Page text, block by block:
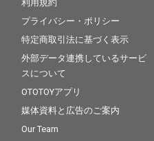
利用規約
プライバシー・ポリシー
特定商取引法に基づく表示
外部データ連携しているサービ
スについて
OTOTOYアプリ
媒体資料と広告のご案内
Our Team